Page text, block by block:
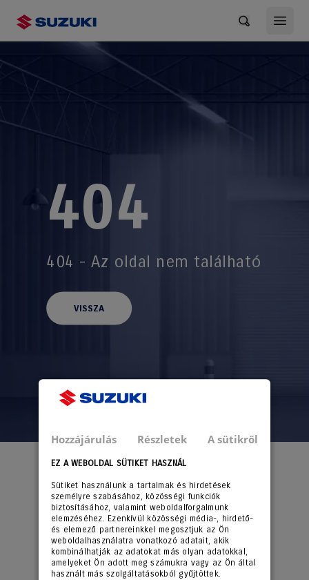
Hozzájárulás Részletek A sütikről
EZ A WEBOLDAL SÜTIKET HASZNÁL
Sütiket használunk a tartalmak és hirdetések
személyre szabásához, közösségi funkciók
biztosításához, valamint weboldalforgalmunk
elemzéséhez. Ezenkívül közösségi média-, hirdető-
és elemező partnereinkkel megosztjuk az Ön
weboldalhasználatra vonatkozó adatait, akik
kombinálhatják az adatokat más olyan adatokkal,
amelyeket Ön adott meg számukra vagy az Ön által
használt más szolgáltatásokból gyűjtöttek.
Értesítések
404
404 - Az oldal nem található
VISSZA